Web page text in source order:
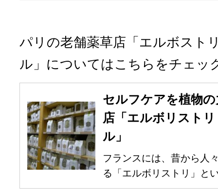
パリの老舗薬草店「エルボスト
ル」についてはこちらをチェッ
セルフケアを植物
店「エルボリスト
ル」
フランスには、昔から人
る「エルボリストリ」と